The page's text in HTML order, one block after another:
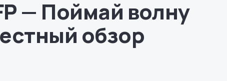
— Поймай волну
обзор